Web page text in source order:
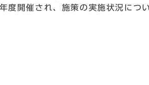
度開催され、施策の実施状況につ